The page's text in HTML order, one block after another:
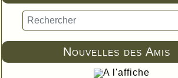
Nouvelles des Amis
A l'affiche